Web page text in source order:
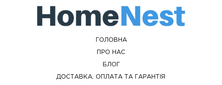
ГОЛОВНА
ПРО НАС
БЛОГ
ДОСТАВКА, ОПЛАТА ТА ГАРАНТІЯ